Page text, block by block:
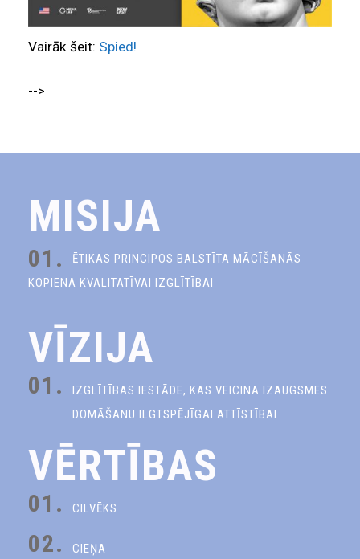
Vairāk šeit: Spied!
-->
MISIJA
01.
ĒTIKAS PRINCIPOS BALSTĪTA MĀCĪŠANĀS
KOPIENA KVALITATĪVAI IZGLĪTĪBAI
VĪZIJA
01.
IZGLĪTĪBAS IESTĀDE, KAS VEICINA IZAUGSMES
DOMĀŠANU ILGTSPĒJĪGAI ATTĪSTĪBAI
VĒRTĪBAS
01. CILVĒKS
02. CIEŅA